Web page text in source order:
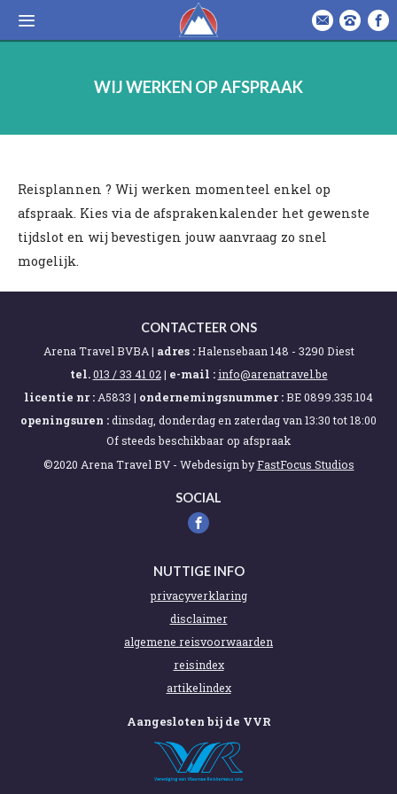
WIJ WERKEN OP AFSPRAAK
Reisplannen ? Wij werken momenteel enkel op
afspraak. Kies via de afsprakenkalender het gewenste
tijdslot en wij bevestigen jouw aanvraag zo snel
mogelijk.
CONTACTEER ONS
Arena Travel BVBA | adres :Halensebaan 148 - 3290 Diest
tel. 013 / 33 41 02| e-mail : eb.levartanera@ofni
licentie nr :A5833 | ondernemingsnummer :BE 0899.335.104
openingsuren :dinsdag, donderdag en zaterdag van 13:30 tot 18:00
Of steeds beschikbaar op afspraak
©2020 Arena Travel BV - Webdesign byFastFocus Studios
SOCIAL
NUTTIGE INFO
privacyverklaring
disclaimer
algemene reisvoorwaarden
reisindex
artikelindex
Aangesloten bij de VVR